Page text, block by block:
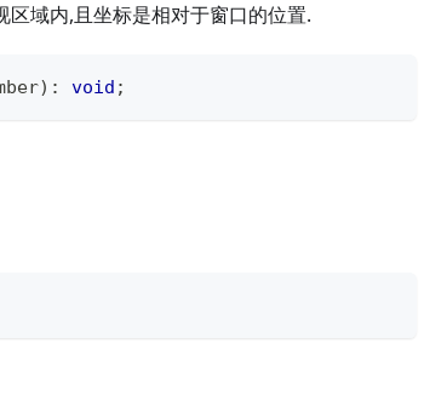
区域内,且坐标是相对于窗口的位置.
) : void ;